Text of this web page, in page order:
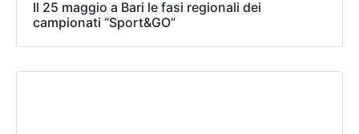
Il 25 maggio a Bari le fasi regionali dei
campionati “Sport&GO”